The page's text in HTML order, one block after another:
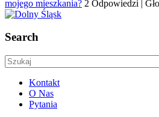
mojego mieszkania? 2 Odpowiedzi |
Search
Kontakt
O Nas
Pytania